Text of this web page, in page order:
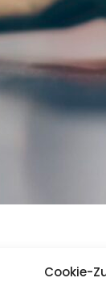
Cookie-